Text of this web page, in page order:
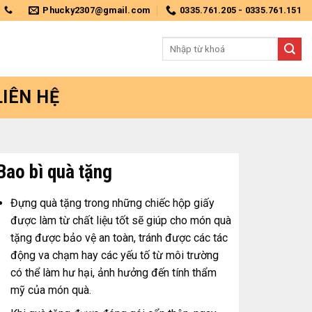
Phucky2307@gmail.com 0335.761.205 - 0335.761.151
kiếm:
HỆ
bì quà tặng
Đựng quà tặng trong những chiếc hộp giấy
được làm từ chất liệu tốt sẽ giúp cho món quà
tặng được bảo vệ an toàn, tránh được các tác
động va chạm hay các yếu tố từ môi trường
có thể làm hư hại, ảnh hưởng đến tính thẩm
mỹ của món quà.